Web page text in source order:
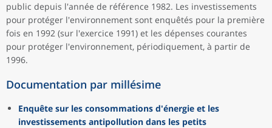
public depuis l'année de référence 1982. Les investissements
pour protéger l'environnement sont enquêtés pour la première
fois en 1992 (sur l'exercice 1991) et les dépenses courantes
pour protéger l'environnement, périodiquement, à partir de
1996.
Documentation par millésime
Enquête sur les consommations d'énergie et les
investissements antipollution dans les petits